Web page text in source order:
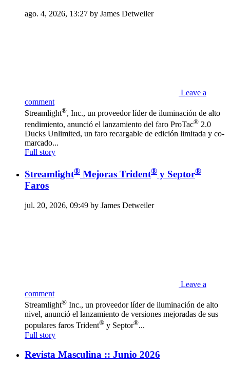
ago. 4, 2026, 13:27 by James Detweiler
Leave a
comment
Streamlight®, Inc., un proveedor líder de iluminación de alto
rendimiento, anunció el lanzamiento del faro ProTac® 2.0
Ducks Unlimited, un faro recargable de edición limitada y co-
marcado...
Full story
Streamlight® Mejoras Trident® y Septor®
Faros
jul. 20, 2026, 09:49 by James Detweiler
Leave a
comment
Streamlight® Inc., un proveedor líder de iluminación de alto
nivel, anunció el lanzamiento de versiones mejoradas de sus
populares faros Trident® y Septor®...
Full story
Revista Masculina :: Junio 2026